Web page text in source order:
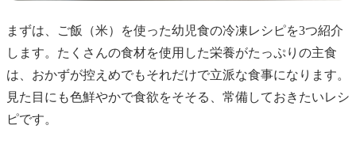
まずは、ご飯（米）を使った幼児食の冷凍レシピを3つ紹介
します。たくさんの食材を使用した栄養がたっぷりの主食
は、おかずが控えめでもそれだけで立派な食事になります。
見た目にも色鮮やかで食欲をそそる、常備しておきたいレシ
ピです。